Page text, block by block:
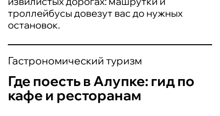
троллейбусы довезут вас до нужных
остановок.
Гастрономический туризм
Где поесть в Алупке: гид по
кафе и ресторанам